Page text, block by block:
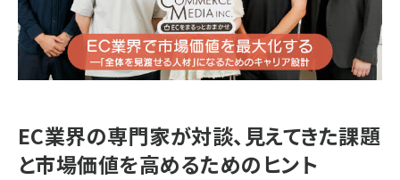
EC業界の専門家が対談、見えてきた課題
と市場価値を高めるためのヒント